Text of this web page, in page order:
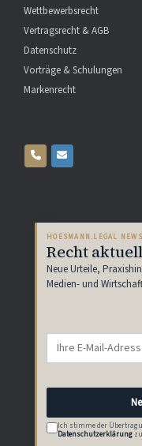
Wettbewerbsrecht
Vertragsrecht & AGB
Datenschutz
Vorträge & Schulungen
Markenrecht
HOESMANN.LEGAL
Recht
Neue Urteile,
Medien- und
Ich stimme der
Datenschutzerklärung